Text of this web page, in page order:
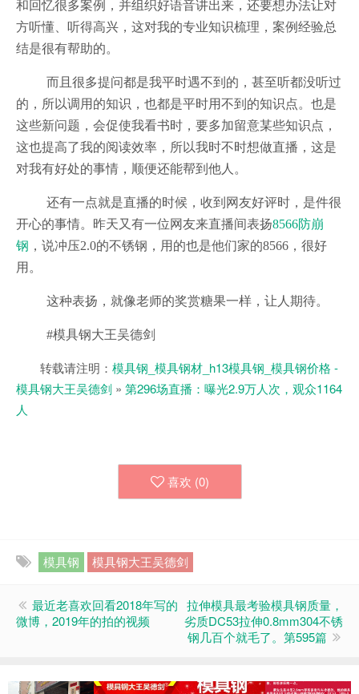
和回忆很多案例，并组织好语音讲出来，还要想办法让对
方听懂、听得高兴，这对我的专业知识梳理，案例经验总
结是很有帮助的。
而且很多提问都是我平时遇不到的，甚至听都没听过
的，所以调用的知识，也都是平时用不到的知识点。也是
这些新问题，会促使我看书时，要多加留意某些知识点，
这也提高了我的阅读效率，所以我时不时想做直播，这是
对我有好处的事情，顺便还能帮到他人。
还有一点就是直播的时候，收到网友好评时，是件很
开心的事情。昨天又有一位网友来直播间表扬8566防崩
钢 ，说冲压2.0的不锈钢，用的也是他们家的8566，很好
用。
这种表扬，就像老师的奖赏糖果一样，让人期待。
#模具钢大王吴德剑
转载请注明： 模具钢_模具钢材_h13模具钢_模具钢价格 -
模具钢大王吴德剑 » 第296场直播：曝光2.9万人次，观众1164
人
喜欢 (0)
模具钢 模具钢大王吴德剑
最近老喜欢回看2018年写的
微博，2019年的拍的视频
拉伸模具最考验模具钢质量，
劣质DC53拉伸0.8mm304不锈
钢几百个就毛了。第595篇